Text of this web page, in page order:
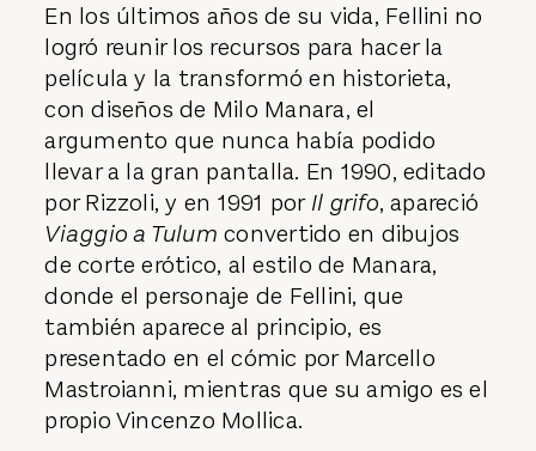
En los últimos años de su vida, Fellini no
logró reunir los recursos para hacer la
película y la transformó en historieta,
con diseños de Milo Manara, el
argumento que nunca había podido
llevar a la gran pantalla. En 1990, editado
por Rizzoli, y en 1991 porIl grifo, apareció
Viaggio a Tulum convertido en dibujos
de corte erótico, al estilo de Manara,
donde el personaje de Fellini, que
también aparece al principio, es
presentado en el cómic por Marcello
Mastroianni, mientras que su amigo es el
propio Vincenzo Mollica.